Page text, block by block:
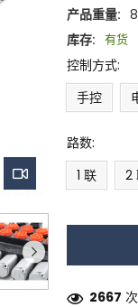
产品重量:
库存: 有货
控制方式:
手控
路数:
1 联
2
2667